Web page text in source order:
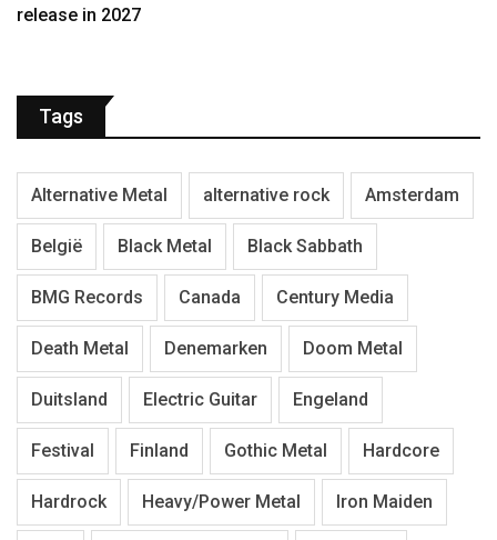
release in 2027
Tags
Alternative Metal alternative rock Amsterdam
België Black Metal Black Sabbath
BMG Records Canada Century Media
Death Metal Denemarken Doom Metal
Duitsland Electric Guitar Engeland
Festival Finland Gothic Metal Hardcore
Hardrock Heavy/Power Metal Iron Maiden